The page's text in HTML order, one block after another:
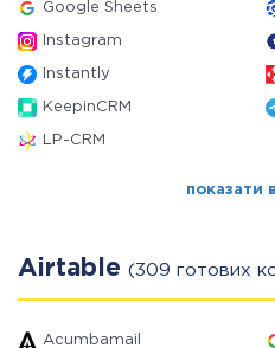
Google Sheets
Instagram
Instantly
KeepinCRM
LP-CRM
показати
Airtable (309 готових
Acumbamail